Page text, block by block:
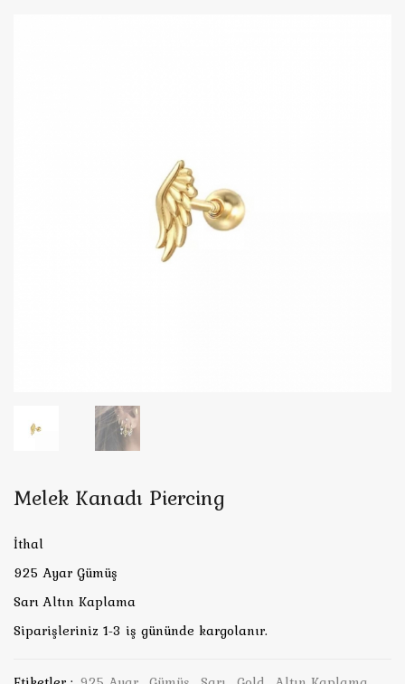
Melek Kanadı Piercing
İthal
925 Ayar Gümüş
Sarı Altın Kaplama
Siparişleriniz 1-3 iş gününde kargolanır.